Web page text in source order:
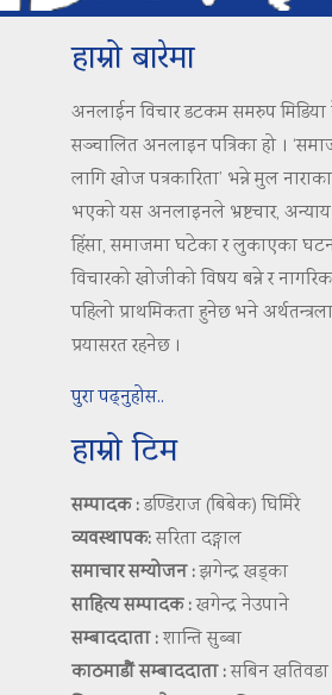
हाम्रो बारेमा
अनलाईन विचार डटकम समरुप मिडिया
सञ्चालित अनलाइन पत्रिका हो ।
लागि खोज पत्रकारिता’ भन्ने मुल
भएको यस अनलाइनले भ्रष्टचार,
हिंसा, समाजमा घटेका र लुकाएका
विचारको खोजीको विषय बन्ने र
पहिलो प्राथमिकता हुनेछ भने
प्रयासरत रहनेछ ।
पुरा पढ्नुहोस..
हाम्रो टिम
सम्पादक :डण्डिराज (बिबेक) घिमिरे
व्यवस्थापक:सरिता दङ्गाल
समाचार सम्योजन :झगेन्द्र खड्का
साहित्य सम्पादक :खगेन्द्र नेउपाने
सम्बाददाता :शान्ति सुब्बा
काठमाडौं सम्बाददाता :सबिन खतिवडा